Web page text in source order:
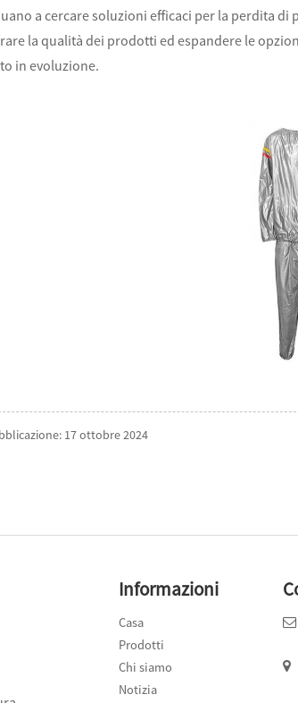
a cercare soluzioni efficaci per la perdita
la qualità dei prodotti ed espandere le
in evoluzione.
17 ottobre 2024
Informazioni
Casa
Prodotti
Chi siamo
Notizia